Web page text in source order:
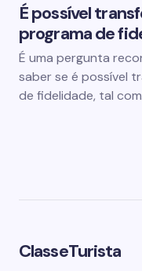
É possível
programa de
É uma pergunta
saber se é possível
de fidelidade, tal
ClasseTurista